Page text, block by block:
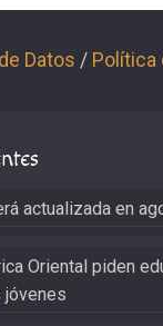
Datos / Política
actualizada en
Oriental piden
jóvenes